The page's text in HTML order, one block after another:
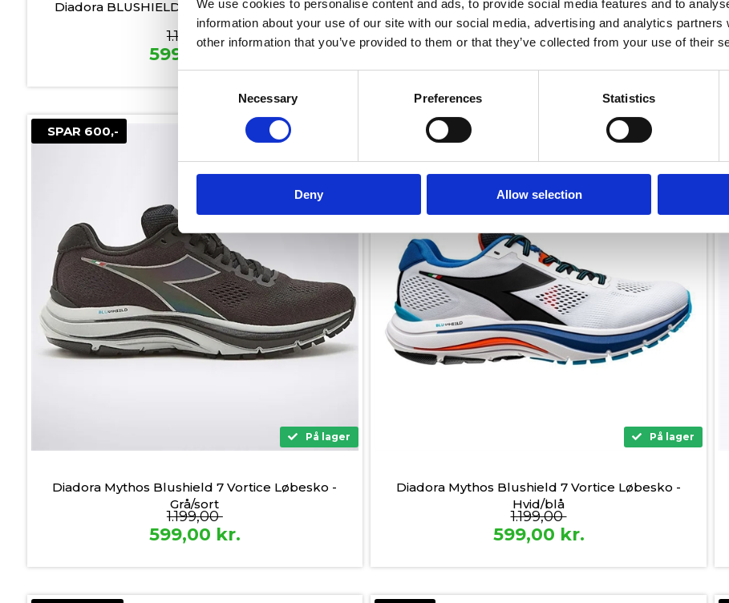
We use cookies to personalise content and ads, to provide social media features and to
information about your use of our site with our social media, advertising and analytics partners
other information that you’ve provided to them or that they’ve collected from your use of their
Necessary Preferences Statistics
Deny Allow selection
Diadora BLUSHIELD TORNEO 3 W Tennissko
1.199,00
599,00
Diadora Gara Carbon Løbesko - Hvid/gul
2.399,00
1.199,00
SPAR 600,-
På lager
Diadora Mythos Blushield 7 Vortice Løbesko -
Grå/sort
1.199,00
599,00 kr.
SPAR 600,-
På lager
Diadora Mythos Blushield 7 Vortice Løbesko -
Hvid/blå
1.199,00
599,00 kr.